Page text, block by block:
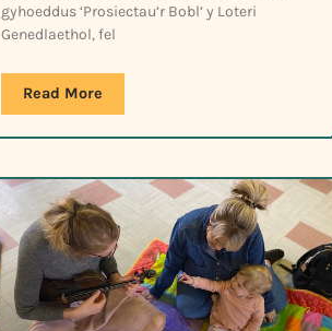
gyhoeddus ‘Prosiectau’r Bobl’ y Loteri
Genedlaethol, fel
Read More